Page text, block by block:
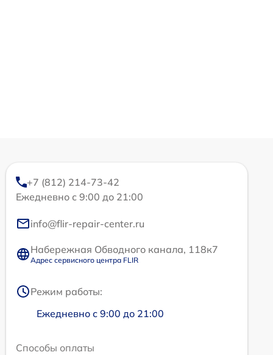
+7 (812) 214-73-42
Ежедневно с 9:00 до 21:00
info@flir-repair-center.ru
Набережная Обводного канала, 118к7
Адрес сервисного центра FLIR
Режим работы:
Ежедневно с 9:00 до 21:00
Способы оплаты